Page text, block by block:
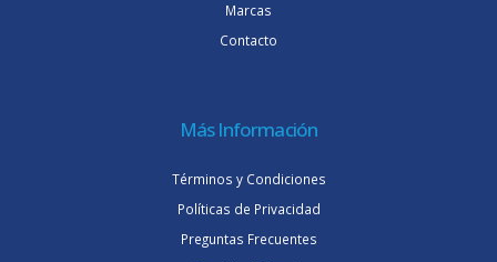
Marcas
Contacto
Más Información
Términos y Condiciones
Políticas de Privacidad
Preguntas Frecuentes